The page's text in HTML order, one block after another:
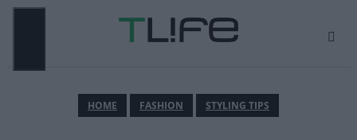
Μετάβαση
ΗΟΜΕ FASHION STYLING TIPS